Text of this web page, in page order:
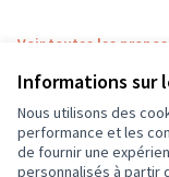
Informations sur
Nous utilisons des
performance et les
de fournir une
personnalisés à partir
Voir toutes les
Conditions d'utilisation
Paramètres des
CD37 sur XCD37 surCD37 sur
CD37